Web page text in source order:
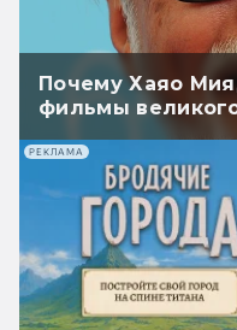
Почему Хаяо
фильмы
РЕКЛАМА